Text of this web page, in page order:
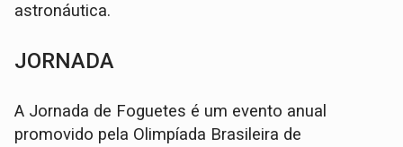
astronáutica.
JORNADA
A Jornada de Foguetes é um evento anual
promovido pela Olimpíada Brasileira de